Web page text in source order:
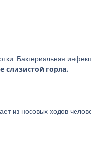
Бактериальная
слизистой горла.
из носовых ходов